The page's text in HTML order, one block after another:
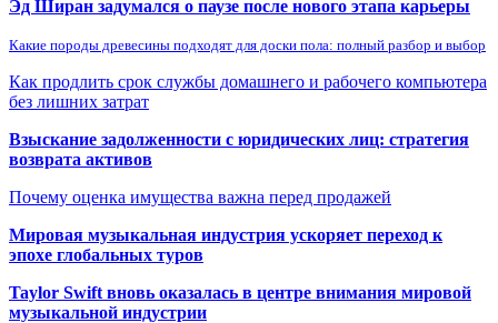
Эд Ширан задумался о паузе после нового этапа карьеры
Какие породы древесины подходят для доски пола: полный разбор и выбор
Как продлить срок службы домашнего и рабочего компьютера
без лишних затрат
Взыскание задолженности с юридических лиц: стратегия
возврата активов
Почему оценка имущества важна перед продажей
Мировая музыкальная индустрия ускоряет переход к
эпохе глобальных туров
Taylor Swift вновь оказалась в центре внимания мировой
музыкальной индустрии